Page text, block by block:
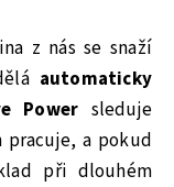
z nás se snaží
automaticky
Power sleduje
pracuje, a pokud
při dlouhém